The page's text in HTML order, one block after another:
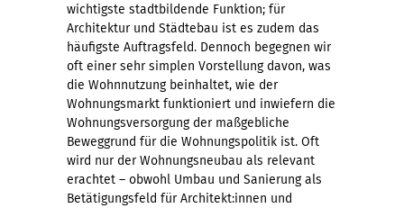
wichtigste stadtbildende Funktion; für
Architektur und Städtebau ist es zudem das
häufigste Auftragsfeld. Dennoch begegnen wir
oft einer sehr simplen Vorstellung davon, was
die Wohnnutzung beinhaltet, wie der
Wohnungsmarkt funktioniert und inwiefern die
Wohnungsversorgung der maßgebliche
Beweggrund für die Wohnungspolitik ist. Oft
wird nur der Wohnungsneubau als relevant
erachtet – obwohl Umbau und Sanierung als
Betätigungsfeld für Architekt:innen und